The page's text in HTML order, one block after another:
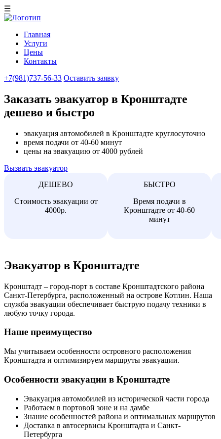
☰
Главная
Услуги
Цены
Контакты
+7(981)737-56-33 Оставить заявку
Заказать эвакуатор в Кронштадте
дешево и быстро
эвакуация автомобилей в Кронштадте круглосуточно
время подачи от 40-60 минут
цены на эвакуацию от 4000 рублей
Вызвать эвакуатор
ДЕШЕВО
Стоимость эвакуации от
4000р.
БЫСТРО
Время подачи в
Кронштадте от 40-60
минут
Эвакуатор в Кронштадте
Кронштадт – город-порт в составе Кронштадтского района
Санкт-Петербурга, расположенный на острове Котлин. Наша
служба эвакуации обеспечивает быструю подачу техники в
любую точку города.
Наше преимущество
Мы учитываем особенности островного расположения
Кронштадта и оптимизируем маршруты эвакуации.
Особенности эвакуации в Кронштадте
Эвакуация автомобилей из исторической части города
Работаем в портовой зоне и на дамбе
Знание особенностей района и оптимальных маршрутов
Доставка в автосервисы Кронштадта и Санкт-
Петербурга